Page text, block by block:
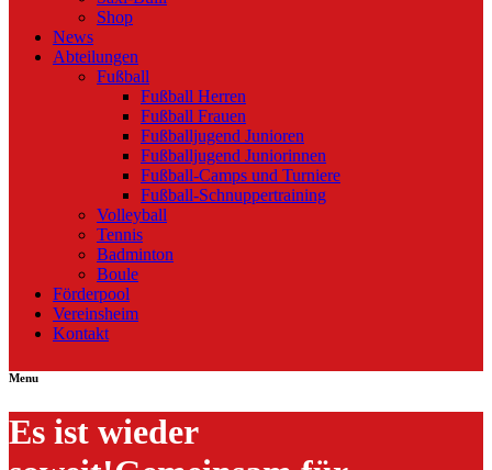
Shop
News
Abteilungen
Fußball
Fußball Herren
Fußball Frauen
Fußballjugend Junioren
Fußballjugend Juniorinnen
Fußball-Camps und Turniere
Fußball-Schnuppertraining
Volleyball
Tennis
Badminton
Boule
Förderpool
Vereinsheim
Kontakt
Menu
Es ist wieder